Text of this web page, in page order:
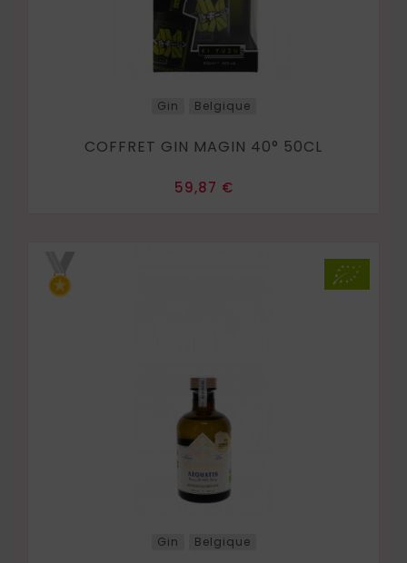
Gin Belgique
COFFRET GIN MAGIN 40° 50CL
Prix
59,87 €
Gin Belgique